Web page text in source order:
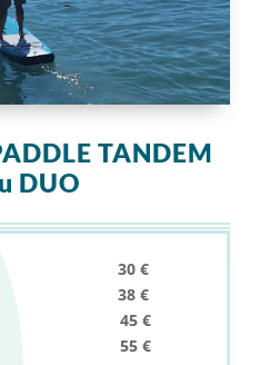
TANDEM
DUO
30 €
38 €
45 €
55 €